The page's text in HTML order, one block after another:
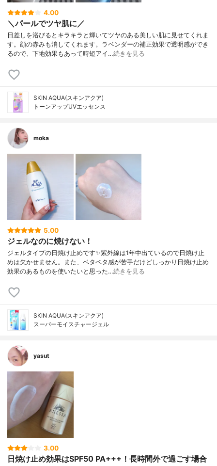
4.00
＼パールでツヤ肌に／
日差しを浴びるとキラキラと輝いてツヤのある美しい肌に見せてくれま
す。顔の赤みも消してくれます。ラベンダーの補正効果で透明感ができ
るので、下地効果もあって時短アイ…続きを見る
SKIN AQUA(スキンアクア)
トーンアップUVエッセンス
moka
5.00
ジェルなのに焼けない！
ジェルタイプの日焼け止めです✨紫外線は1年中出ているので日焼け止
めは欠かせません。また、ベタベタ感が苦手だけどしっかり日焼け止め
効果のあるものを使いたいと思った…続きを見る
SKIN AQUA(スキンアクア)
スーパーモイスチャージェル
yasut
3.00
日焼け止め効果はSPF50 PA+++！長時間外で過ごす場合